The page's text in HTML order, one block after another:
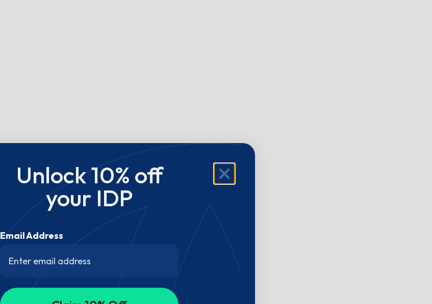
Unlock 10% off
your IDP
Email Address